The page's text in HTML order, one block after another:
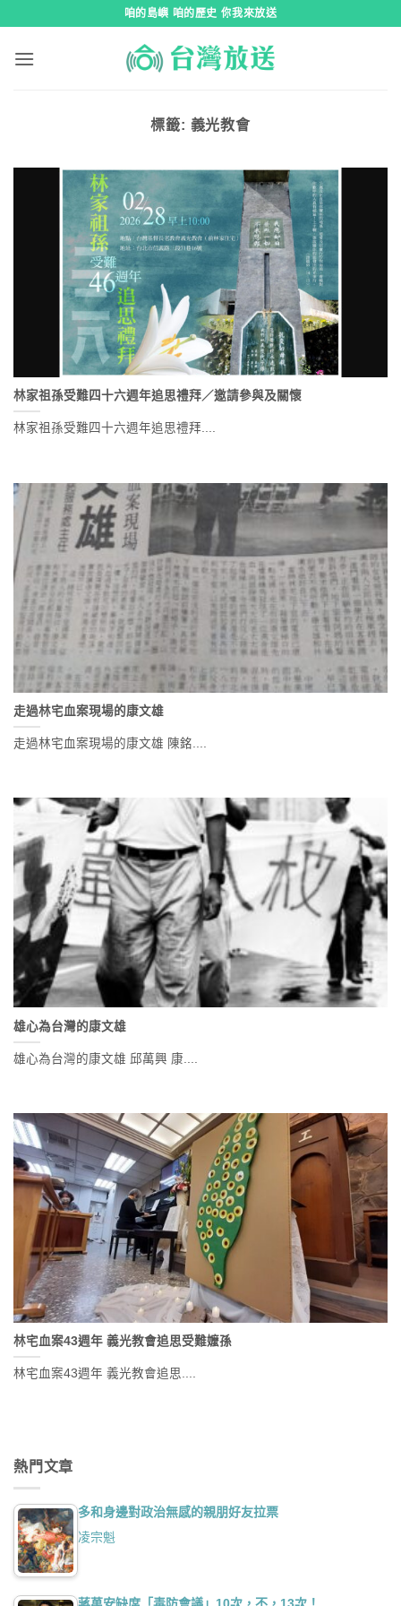
咱的島嶼 咱的歷史 你我來放送
標籤: 義光教會
林家祖孫受難四十六週年追思禮拜／邀請參與及關懷
林家祖孫受難四十六週年追思禮拜....
走過林宅血案現場的康文雄
走過林宅血案現場的康文雄 陳銘....
雄心為台灣的康文雄
雄心為台灣的康文雄 邱萬興 康....
林宅血案43週年 義光教會追思受難嬤孫
林宅血案43週年 義光教會追思....
熱門文章
多和身邊對政治無感的親朋好友拉票
凌宗魁